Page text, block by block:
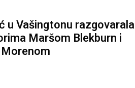
u Vašingtonu razgovarala
Maršom Blekburn i